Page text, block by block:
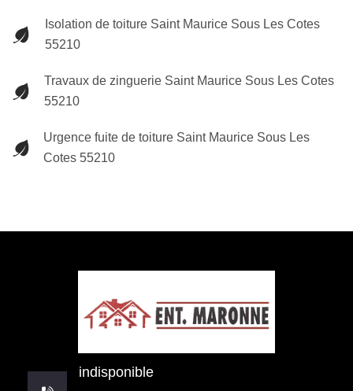
Isolation de toiture Saint Maurice Sous Les Cotes
55210
Travaux de zinguerie Saint Maurice Sous Les Cotes
55210
Urgence fuite de toiture Saint Maurice Sous Les
Cotes 55210
indisponible